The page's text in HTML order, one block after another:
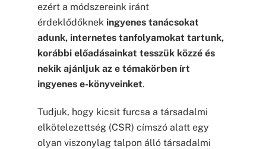
ezért a módszereink iránt
érdeklődőknek ingyenes tanácsokat
adunk, internetes tanfolyamokat tartunk,
korábbi előadásainkat tesszük közzé és
nekik ajánljuk az e témakörben írt
ingyenes e-könyveinket.
Tudjuk, hogy kicsit furcsa a társadalmi
elkötelezettség (CSR) címszó alatt egy
olyan viszonylag talpon álló társadalmi